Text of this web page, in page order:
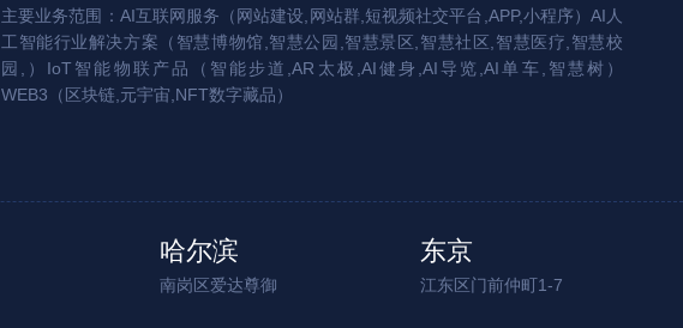
主要业务范围：AI互联网服务（网站建设,网站群,短视频社交平台,APP,小程序）AI人
工智能行业解决方案（智慧博物馆,智慧公园,智慧景区,智慧社区,智慧医疗,智慧校
园,）IoT智能物联产品（智能步道,AR太极,AI健身,AI导览,AI单车,智慧树）
WEB3（区块链,元宇宙,NFT数字藏品）
哈尔滨
南岗区爱达尊御
东京
江东区门前仲町1-7